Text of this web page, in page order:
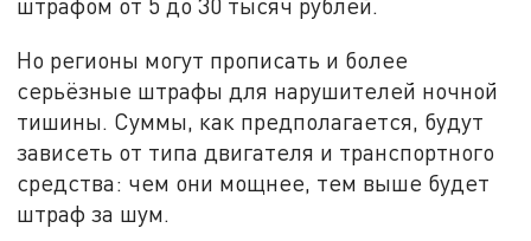
штрафом от 5 до 30 тысяч рублей.
Но регионы могут прописать и более
серьёзные штрафы для нарушителей ночной
тишины. Суммы, как предполагается, будут
зависеть от типа двигателя и транспортного
средства: чем они мощнее, тем выше будет
штраф за шум.